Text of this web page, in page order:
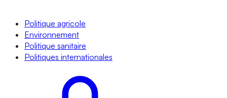
Politique agricole
Environnement
Politique sanitaire
Politiques internationales